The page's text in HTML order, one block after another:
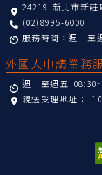
24219 新北市新莊
(02)8995-6000
服務時間：週一至
外國人申請業務
週一至週五
親送受理地址：